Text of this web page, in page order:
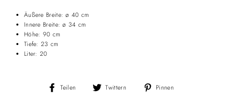
Äußere Breite: ø 40 cm
Innere Breite: ø 34 cm
Höhe: 90 cm
Tiefe: 23 cm
Liter: 20
Teilen Twittern Pinnen